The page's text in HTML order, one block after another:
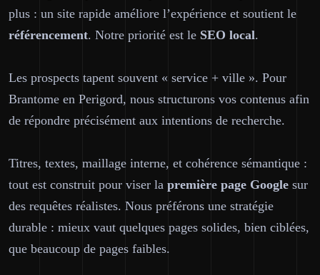
plus : un site rapide améliore l’expérience et soutient le
référencement. Notre priorité est le SEO local.
Les prospects tapent souvent « service + ville ». Pour
Brantome en Perigord, nous structurons vos contenus afin
de répondre précisément aux intentions de recherche.
Titres, textes, maillage interne, et cohérence sémantique :
tout est construit pour viser la première page Google sur
des requêtes réalistes. Nous préférons une stratégie
durable : mieux vaut quelques pages solides, bien ciblées,
que beaucoup de pages faibles.